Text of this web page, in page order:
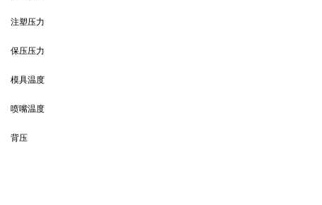
注塑压力
保压压力
模具温度
喷嘴温度
背压